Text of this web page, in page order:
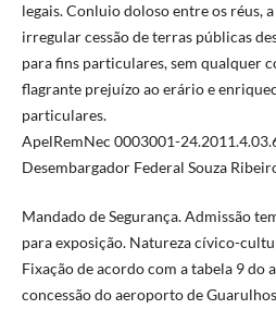
legais. Conluio doloso entre os réus,
irregular cessão de terras públicas
para fins particulares, sem qualquer
flagrante prejuízo ao erário e
particulares.
ApelRemNec 0003001-
Desembargador Federal Souza
Mandado de Segurança. Admissão
para exposição. Natureza cívico-
Fixação de acordo com a tabela 9 do
concessão do aeroporto de